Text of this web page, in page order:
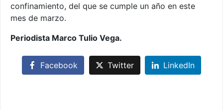
confinamiento, del que se cumple un año en este
mes de marzo.
Periodista Marco Tulio Vega.
Facebook Twitter LinkedIn